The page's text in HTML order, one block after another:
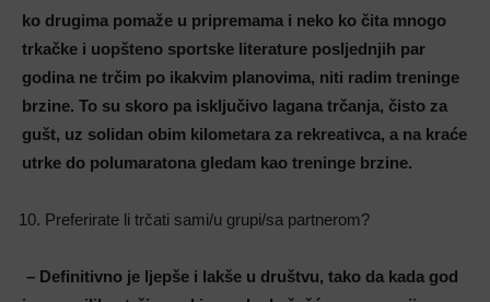
ko drugima pomaže u pripremama i neko ko čita mnogo
trkačke i uopšteno sportske literature posljednjih par
godina ne trčim po ikakvim planovima, niti radim treninge
brzine. To su skoro pa isključivo lagana trčanja, čisto za
gušt, uz solidan obim kilometara za rekreativca, a na kraće
utrke do polumaratona gledam kao treninge brzine.
Preferirate li trčati sami/u grupi/sa partnerom?
– Definitivno je ljepše i lakše u društvu, tako da kada god